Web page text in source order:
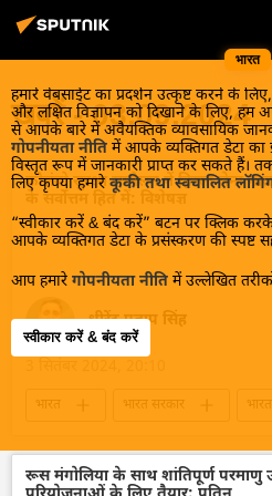
भारत
हमारे वेबसाईट का प्रदर्शन उत्कृष्ट करने के
और लक्षित विज्ञापन को दिखाने के लिए, हम
से आपके बारे में अवैयक्तिक व्यावसायिक
गोपनीयता नीति में आपके व्यक्तिगत डेटा का
विस्तृत रूप में जानकारी प्राप्त कर सकते हैं।
लिए कृपया हमारे कूकी तथा स्वचालित
“स्वीकार करें & बंद करें” बटन पर क्लिक
आपके व्यक्तिगत डेटा के प्रसंस्करण की स्पष्ट
आप हमारे गोपनीयता नीति में उल्लेखित
स्वीकार करें & बंद करें
खबरें - 03.09.2024
कोलंबो सुरक्षा सम्मेलन में हिस्सा लेना
के सर्वोत्तम हित में: विशेषज्ञ
धीरेंद्र प्रताप सिंह
भारत भारत सरकार
दिल्ली
एस. जयशंकर
रूस मंगोलिया के साथ शांतिपूर्ण परमाणु